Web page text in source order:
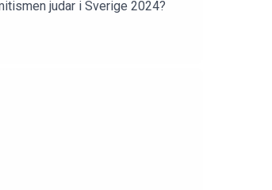
judar i Sverige 2024?